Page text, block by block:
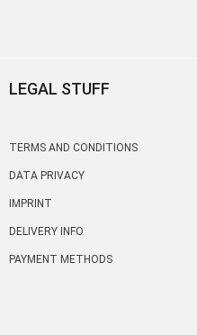
LEGAL STUFF
TERMS AND CONDITIONS
DATA PRIVACY
IMPRINT
DELIVERY INFO
PAYMENT METHODS